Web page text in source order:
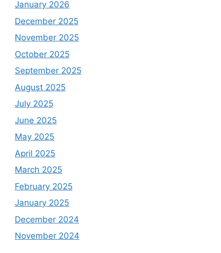
January 2026
December 2025
November 2025
October 2025
September 2025
August 2025
July 2025
June 2025
May 2025
April 2025
March 2025
February 2025
January 2025
December 2024
November 2024